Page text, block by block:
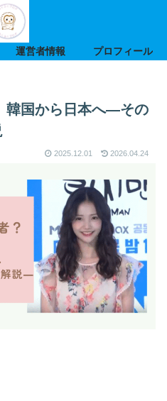
運営者情報 プロフィール
韓国から日本へ―その
2025.12.01 2026.04.24